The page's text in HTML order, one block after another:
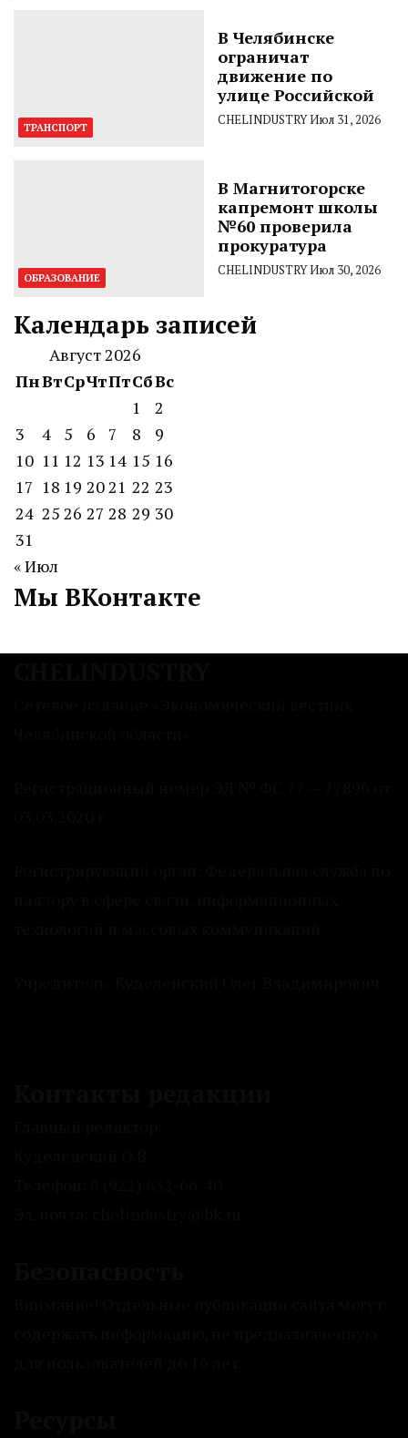
ТРАНСПОРТ
В Челябинске
ограничат
движение по
улице Российской
CHELINDUSTRYИюл 31, 2026
ОБРАЗОВАНИЕ
В Магнитогорске
капремонт школы
№60 проверила
прокуратура
CHELINDUSTRYИюл 30, 2026
Календарь записей
Август 2026
ПнВтСрЧтПтСбВс
1
2
3
4 5 6 7 8
9
10 11 12 13 14 15 16
17 18 19 2021 22 23
24 25 26 27 28 29 30
31
« Июл
Мы ВКонтакте